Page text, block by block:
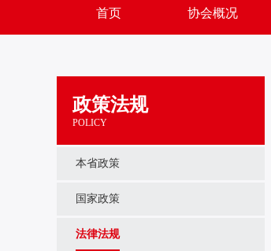
首页 协会概况
政策法规
POLICY
本省政策
国家政策
法律法规